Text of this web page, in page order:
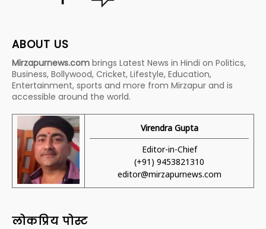
ABOUT US
Mirzapurnews.com brings Latest News in Hindi on Politics,
Business, Bollywood, Cricket, Lifestyle, Education,
Entertainment, sports and more from Mirzapur and is
accessible around the world.
Virendra Gupta
Editor-in-Chief
(+91) 9453821310
editor@mirzapurnews.com
लोकप्रिय पोस्ट